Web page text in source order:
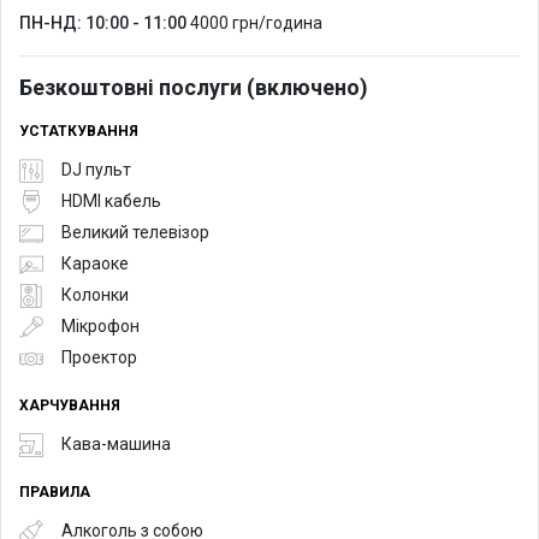
ПН-НД: 10:00 - 11:004000 грн/година
Безкоштовні послуги (включено)
УСТАТКУВАННЯ
DJ пульт
HDMI кабель
Великий телевізор
Караоке
Колонки
Мікрофон
Проектор
ХАРЧУВАННЯ
Кава-машина
ПРАВИЛА
Алкоголь з собою